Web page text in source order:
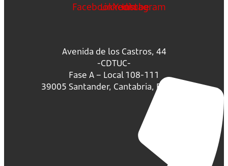
FacebookLinkedin
Youtube
Instagram
Avenida de los Castros, 44
-CDTUC-
Fase A – Local 108-111
39005 Santander, Cantabria, España.